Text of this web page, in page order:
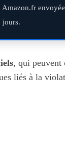
jours.
, qui peuvent
liés à la